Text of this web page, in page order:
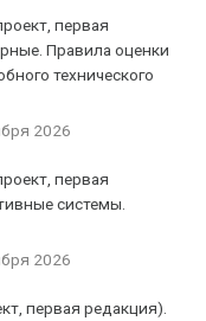
первая
Правила оценки
технического
2026
первая
системы.
2026
первая редакция).